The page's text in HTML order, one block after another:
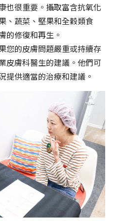
也很重要。攝取富含抗氧化
、蔬菜、堅果和全穀類食
的修復和再生。
您的皮膚問題嚴重或持續存
皮膚科醫生的建議。他們可
提供適當的治療和建議。